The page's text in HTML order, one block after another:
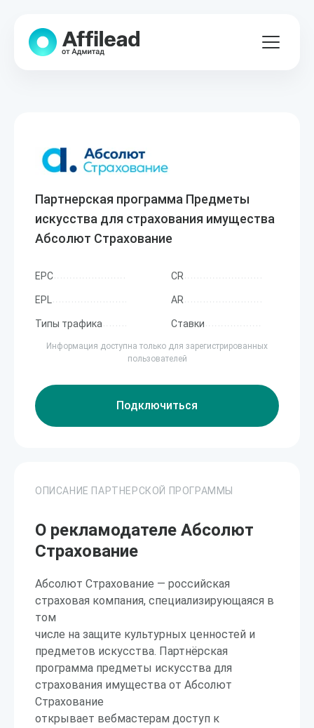
Партнерская программа Предметы
искусства для страхования имущества
Абсолют Страхование
EPC CR
EPL AR
Типы трафика Ставки
Информация доступна только для зарегистрированных
пользователей
Подключиться
ОПИСАНИЕ ПАРТНЕРСКОЙ ПРОГРАММЫ
О рекламодателе Абсолют
Страхование
Абсолют Страхование — российская
страховая компания, специализирующаяся в
том
числе на защите культурных ценностей и
предметов искусства. Партнёрская
программа предметы искусства для
страхования имущества от Абсолют
Страхование
открывает вебмастерам доступ к